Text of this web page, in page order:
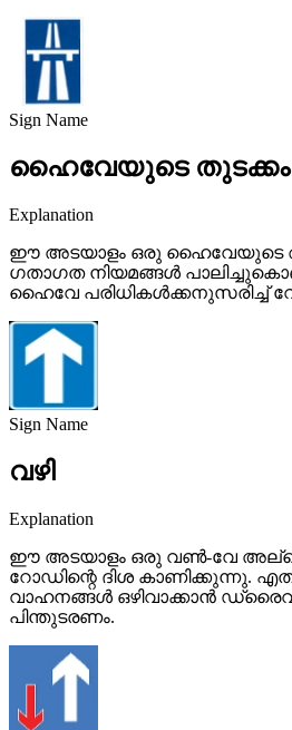
Sign Name
ഹൈവേയുടെ തുടക്കം
Explanation
ഈ അടയാളം ഒരു ഹൈവേയുടെ
ഗതാഗത നിയമങ്ങൾ
ഹൈവേ പരിധികൾക്കനുസരിച്ച്
Sign Name
വഴി
Explanation
ഈ അടയാളം ഒരു വൺ-വേ
റോഡിന്റെ ദിശ കാണിക്കുന്നു.
വാഹനങ്ങൾ ഒഴിവാക്കാൻ
പിന്തുടരണം.